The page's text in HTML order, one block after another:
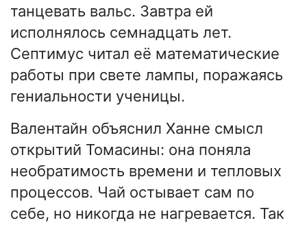
танцевать вальс. Завтра ей
исполнялось семнадцать лет.
Септимус читал её математические
работы при свете лампы, поражаясь
гениальности ученицы.
Валентайн объяснил Ханне смысл
открытий Томасины: она поняла
необратимость времени и тепловых
процессов. Чай остывает сам по
себе, но никогда не нагревается. Так